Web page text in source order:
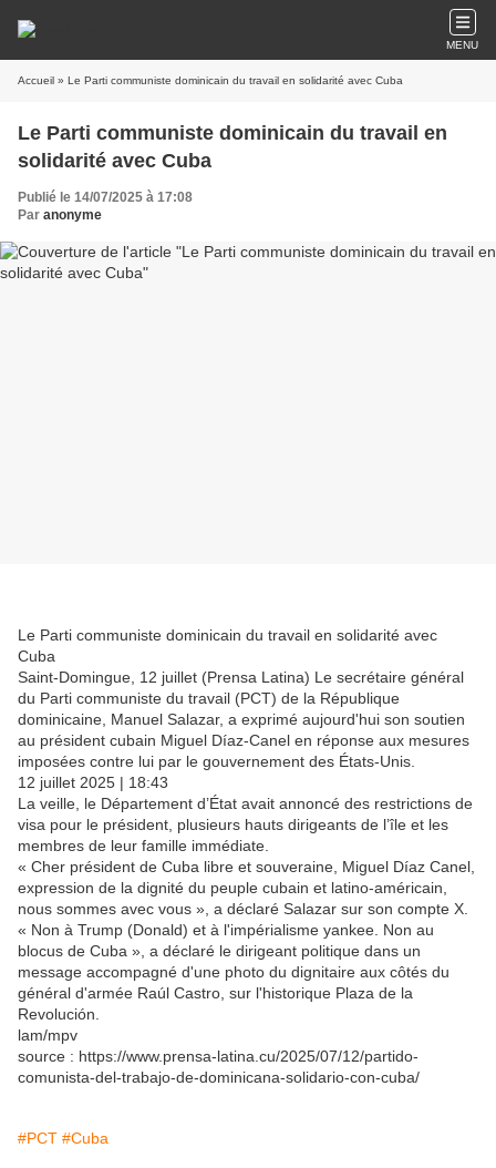
MENU
Accueil » Le Parti communiste dominicain du travail en solidarité avec Cuba
Le Parti communiste dominicain du travail en
solidarité avec Cuba
Publié le 14/07/2025 à 17:08
Par anonyme
Le Parti communiste dominicain du travail en solidarité avec
Cuba
Saint-Domingue, 12 juillet (Prensa Latina) Le secrétaire général
du Parti communiste du travail (PCT) de la République
dominicaine, Manuel Salazar, a exprimé aujourd'hui son soutien
au président cubain Miguel Díaz-Canel en réponse aux mesures
imposées contre lui par le gouvernement des États-Unis.
12 juillet 2025 | 18:43
La veille, le Département d’État avait annoncé des restrictions de
visa pour le président, plusieurs hauts dirigeants de l’île et les
membres de leur famille immédiate.
« Cher président de Cuba libre et souveraine, Miguel Díaz Canel,
expression de la dignité du peuple cubain et latino-américain,
nous sommes avec vous », a déclaré Salazar sur son compte X.
« Non à Trump (Donald) et à l'impérialisme yankee. Non au
blocus de Cuba », a déclaré le dirigeant politique dans un
message accompagné d'une photo du dignitaire aux côtés du
général d'armée Raúl Castro, sur l'historique Plaza de la
Revolución.
lam/mpv
source : https://www.prensa-latina.cu/2025/07/12/partido-
comunista-del-trabajo-de-dominicana-solidario-con-cuba/
#PCT #Cuba